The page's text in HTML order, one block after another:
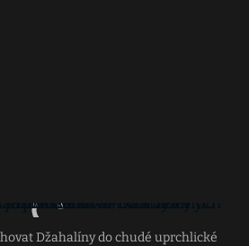
Džahalíny do chudé uprchlické